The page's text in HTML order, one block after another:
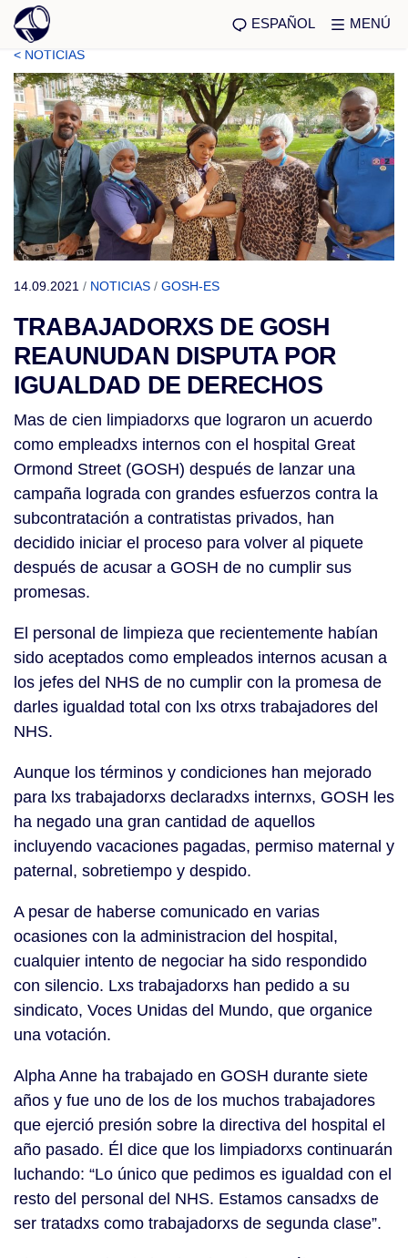
ESPAÑOL MENÚ
< NOTICIAS
14.09.2021 / NOTICIAS / GOSH-ES
TRABAJADORXS DE GOSH
REAUNUDAN DISPUTA POR
IGUALDAD DE DERECHOS
Mas de cien limpiadorxs que lograron un acuerdo
como empleadxs internos con el hospital Great
Ormond Street (GOSH) después de lanzar una
campaña lograda con grandes esfuerzos contra la
subcontratación a contratistas privados, han
decidido iniciar el proceso para volver al piquete
después de acusar a GOSH de no cumplir sus
promesas.
El personal de limpieza que recientemente habían
sido aceptados como empleados internos acusan a
los jefes del NHS de no cumplir con la promesa de
darles igualdad total con lxs otrxs trabajadores del
NHS.
Aunque los términos y condiciones han mejorado
para lxs trabajadorxs declaradxs internxs, GOSH les
ha negado una gran cantidad de aquellos
incluyendo vacaciones pagadas, permiso maternal y
paternal, sobretiempo y despido.
A pesar de haberse comunicado en varias
ocasiones con la administracion del hospital,
cualquier intento de negociar ha sido respondido
con silencio. Lxs trabajadorxs han pedido a su
sindicato, Voces Unidas del Mundo, que organice
una votación.
Alpha Anne ha trabajado en GOSH durante siete
años y fue uno de los de los muchos trabajadores
que ejerció presión sobre la directiva del hospital el
año pasado. Él dice que los limpiadorxs continuarán
luchando: “Lo único que pedimos es igualdad con el
resto del personal del NHS. Estamos cansadxs de
ser tratadxs como trabajadorxs de segunda clase”.